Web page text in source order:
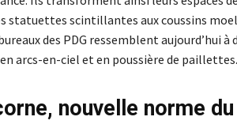
statuettes scintillantes aux coussins
des PDG ressemblent aujourd’hui à
arcs-en-ciel et en poussière de paillettes.
nouvelle norme